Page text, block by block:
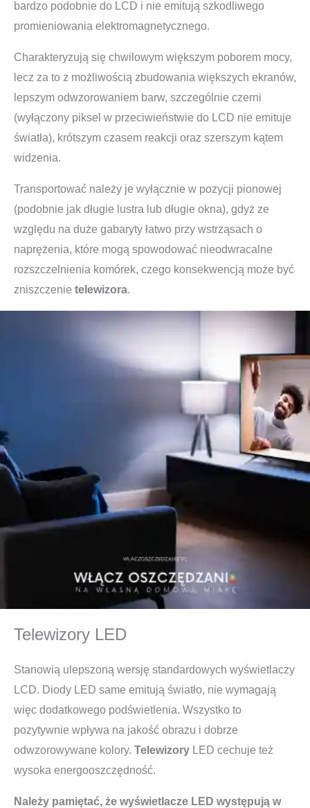
bardzo podobnie do LCD i nie emitują szkodliwego
promieniowania elektromagnetycznego.
Charakteryzują się chwilowym większym poborem mocy,
lecz za to z możliwością zbudowania większych ekranów,
lepszym odwzorowaniem barw, szczególnie czerni
(wyłączony piksel w przeciwieństwie do LCD nie emituje
światła), krótszym czasem reakcji oraz szerszym kątem
widzenia.
Transportować należy je wyłącznie w pozycji pionowej
(podobnie jak długie lustra lub długie okna), gdyż ze
względu na duże gabaryty łatwo przy wstrząsach o
naprężenia, które mogą spowodować nieodwracalne
rozszczelnienia komórek, czego konsekwencją może być
zniszczenie telewizora.
Telewizory LED
Stanowią ulepszoną wersję standardowych wyświetlaczy
LCD. Diody LED same emitują światło, nie wymagają
więc dodatkowego podświetlenia. Wszystko to
pozytywnie wpływa na jakość obrazu i dobrze
odwzorowywane kolory. Telewizory LED cechuje też
wysoka energooszczędność.
Należy pamiętać, że wyświetlacze LED występują w